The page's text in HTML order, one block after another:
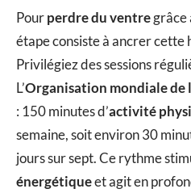
Pourperdre du ventregrâce
étape consiste à ancrer cette
Privilégiez des sessions
L’Organisation mondiale de
: 150 minutes d’activité
semaine, soit environ 30
jours sur sept. Ce rythme
énergétiqueet agit en